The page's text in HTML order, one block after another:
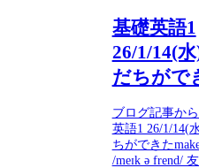
基礎英語1
26/1/14(
だちがで
ブログ記事か
英語1 26/1/14(
ちができた
/meɪk ə frend/